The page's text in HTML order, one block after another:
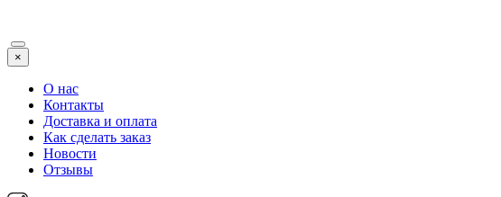
×
О нас
Контакты
Доставка и оплата
Как сделать заказ
Новости
Отзывы